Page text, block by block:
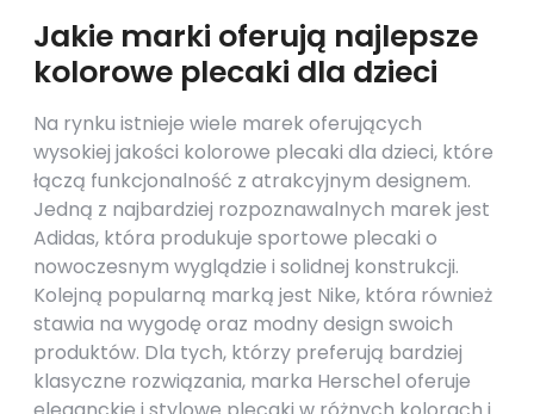
Jakie marki oferują najlepsze
kolorowe plecaki dla dzieci
Na rynku istnieje wiele marek oferujących
wysokiej jakości kolorowe plecaki dla dzieci, które
łączą funkcjonalność z atrakcyjnym designem.
Jedną z najbardziej rozpoznawalnych marek jest
Adidas, która produkuje sportowe plecaki o
nowoczesnym wyglądzie i solidnej konstrukcji.
Kolejną popularną marką jest Nike, która również
stawia na wygodę oraz modny design swoich
produktów. Dla tych, którzy preferują bardziej
klasyczne rozwiązania, marka Herschel oferuje